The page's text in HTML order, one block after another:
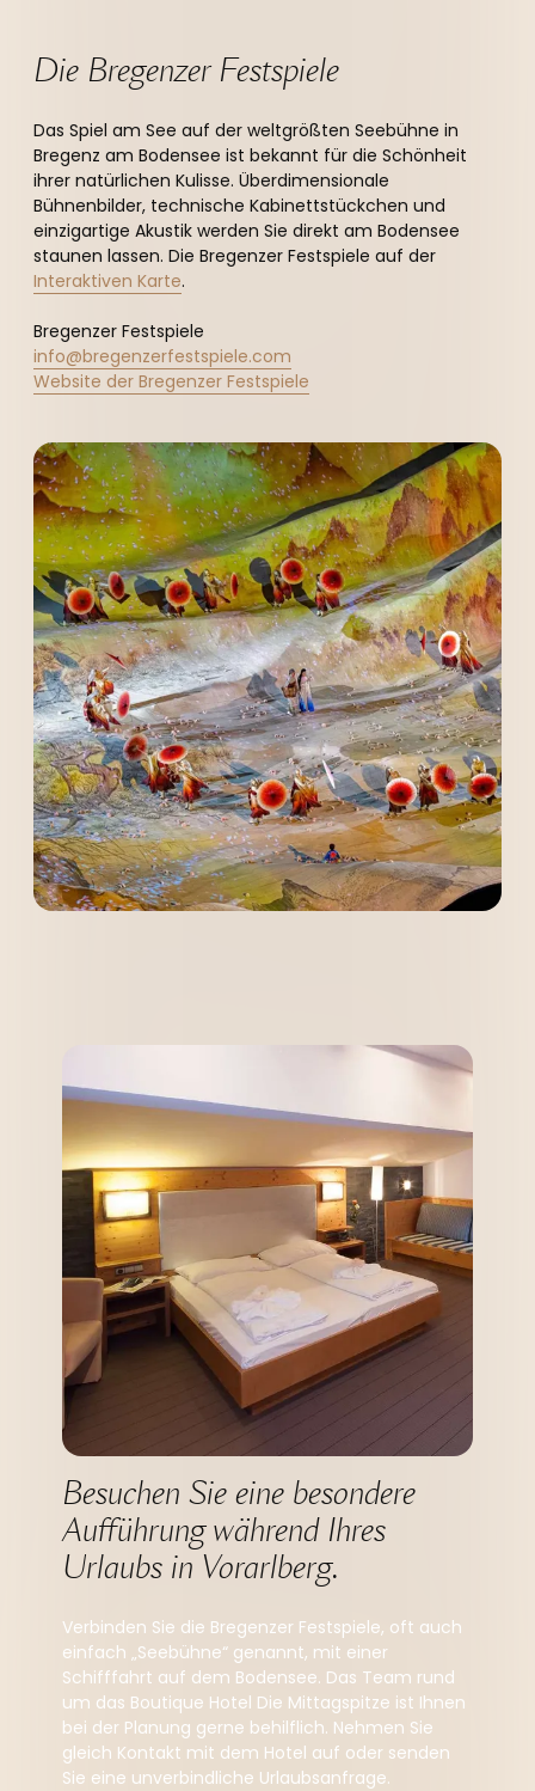
----
----
----
----
--
Die Bregenzer Festspiele
Das Spiel am See auf der weltgrößten Seebühne in
Bregenz am Bodensee ist bekannt für die Schönheit
ihrer natürlichen Kulisse. Überdimensionale
Bühnenbilder, technische Kabinettstückchen und
einzigartige Akustik werden Sie direkt am Bodensee
staunen lassen. Die Bregenzer Festspiele auf der
Interaktiven Karte.
Bregenzer Festspiele
info@bregenzerfestspiele.com
Website der Bregenzer Festspiele
Besuchen Sie eine besondere
Aufführung während Ihres
Urlaubs in Vorarlberg.
Verbinden Sie die Bregenzer Festspiele, oft auch
einfach „Seebühne“ genannt, mit einer
Schifffahrt auf dem Bodensee. Das Team rund
um das Boutique Hotel Die Mittagspitze ist Ihnen
bei der Planung gerne behilflich. Nehmen Sie
gleich Kontakt mit dem Hotel auf oder senden
Sie eine unverbindliche Urlaubsanfrage.